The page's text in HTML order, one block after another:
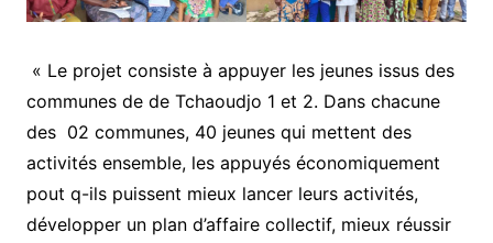
« Le projet consiste à appuyer les jeunes issus des
communes de de Tchaoudjo 1 et 2. Dans chacune
des 02 communes, 40 jeunes qui mettent des
activités ensemble, les appuyés économiquement
pout q-ils puissent mieux lancer leurs activités,
développer un plan d’affaire collectif, mieux réussir